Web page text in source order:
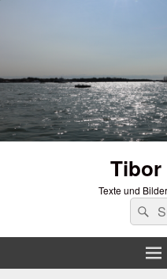
Tibor
Texte und
nach: